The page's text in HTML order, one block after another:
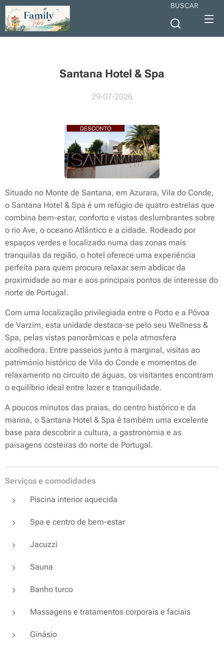
BUSCAR
Santana Hotel & Spa
29-07-2026
Situado no Monte de Santana, em Azurara, Vila do Conde,
o Santana Hotel & Spa é um refúgio de quatro estrelas que
combina bem-estar, conforto e vistas deslumbrantes sobre
o rio Ave, o oceano Atlântico e a cidade. Rodeado por
espaços verdes e localizado numa das zonas mais
tranquilas da região, o hotel oferece uma experiência
perfeita para quem procura relaxar sem abdicar da
proximidade ao mar e aos principais pontos de interesse do
norte de Portugal.
Com uma localização privilegiada entre o Porto e a Póvoa
de Varzim, esta unidade destaca-se pelo seu Wellness &
Spa, pelas vistas panorâmicas e pela atmosfera
acolhedora. Entre passeios junto à marginal, visitas ao
património histórico de Vila do Conde e momentos de
relaxamento no circuito de águas, os visitantes encontram
o equilíbrio ideal entre lazer e tranquilidade.
A poucos minutos das praias, do centro histórico e da
marina, o Santana Hotel & Spa é também uma excelente
base para descobrir a cultura, a gastronomia e as
paisagens costeiras do norte de Portugal.
Serviços e comodidades
Piscina interior aquecida
Spa e centro de bem-estar
Jacuzzi
Sauna
Banho turco
Massagens e tratamentos corporais e faciais
Ginásio